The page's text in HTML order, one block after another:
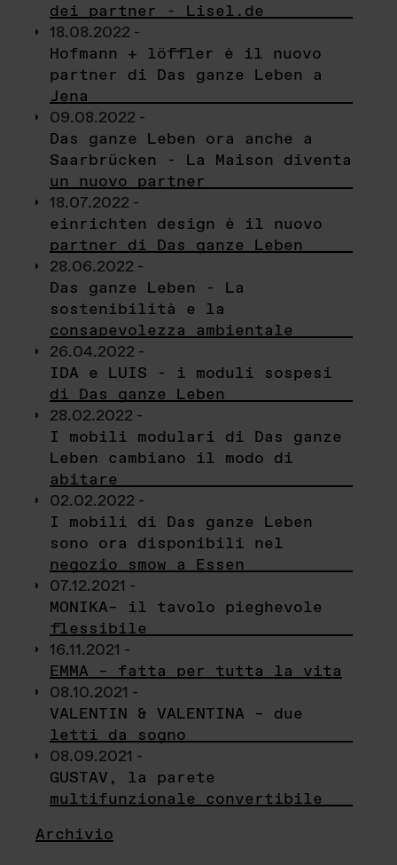
dei partner - Lisel.de
18.08.2022 -
Hofmann + löffler è il nuovo
partner di Das ganze Leben a
Jena
09.08.2022 -
Das ganze Leben ora anche a
Saarbrücken - La Maison diventa
un nuovo partner
18.07.2022 -
einrichten design è il nuovo
partner di Das ganze Leben
28.06.2022 -
Das ganze Leben - La
sostenibilità e la
consapevolezza ambientale
26.04.2022 -
IDA e LUIS - i moduli sospesi
di Das ganze Leben
28.02.2022 -
I mobili modulari di Das ganze
Leben cambiano il modo di
abitare
02.02.2022 -
I mobili di Das ganze Leben
sono ora disponibili nel
negozio smow a Essen
07.12.2021 -
MONIKA– il tavolo pieghevole
flessibile
16.11.2021 -
EMMA – fatta per tutta la vita
08.10.2021 -
VALENTIN & VALENTINA – due
letti da sogno
08.09.2021 -
GUSTAV, la parete
multifunzionale convertibile
Archivio